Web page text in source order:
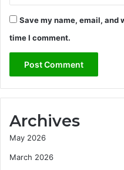
Save my name, email, and
time I comment.
Archives
May 2026
March 2026